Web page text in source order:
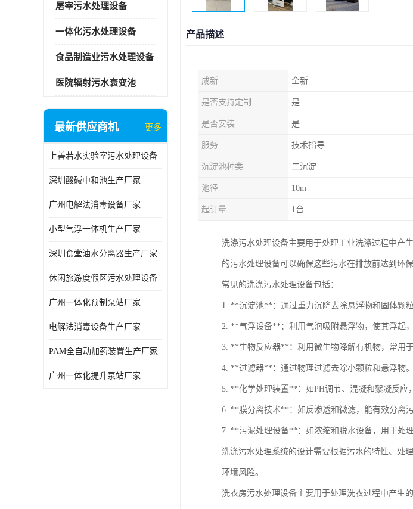
屠宰污水处理设备
一体化污水处理设备
食品制造业污水处理设备
医院辐射污水衰变池
最新供应商机 更多
上善若水实验室污水处理设备
深圳酸碱中和池生产厂家
广州电解法消毒设备厂家
小型气浮一体机生产厂家
深圳食堂油水分离器生产厂家
休闲旅游度假区污水处理设备
广州一体化预制泵站厂家
电解法消毒设备生产厂家
PAM全自动加药装置生产厂家
广州一体化提升泵站厂家
产品描述
成新 全新
是否支持定制 是
是否安装 是
服务 技术指导
沉淀池种类 二沉淀
池径 10m
起订量 1台
洗涤污水处理设备主要用于处理工业洗涤过程中产
的污水处理设备可以确保这些污水在排放前达到环
常见的洗涤污水处理设备包括：
1. **沉淀池**：通过重力沉降去除悬浮物和固体颗粒
2. **气浮设备**：利用气泡吸附悬浮物，使其浮起，
3. **生物反应器**：利用微生物降解有机物，常用
4. **过滤器**：通过物理过滤去除小颗粒和悬浮物。
5. **化学处理装置**：如PH调节、混凝和絮凝反应
6. **膜分离技术**：如反渗透和微滤，能有效分离污
7. **污泥处理设备**：如浓缩和脱水设备，用于处
洗涤污水处理系统的设计需要根据污水的特性、处
环境风险。
洗衣房污水处理设备主要用于处理洗衣过程中产生